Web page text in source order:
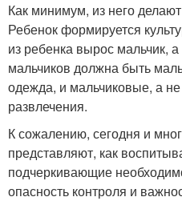
Как минимум, из него
Ребенок формируется
из ребенка вырос мальчик,
мальчиков должна быть
одежда, и мальчиковые, а
развлечения.
К сожалению, сегодня и
представляют, как
подчеркивающие
опасность контроля и